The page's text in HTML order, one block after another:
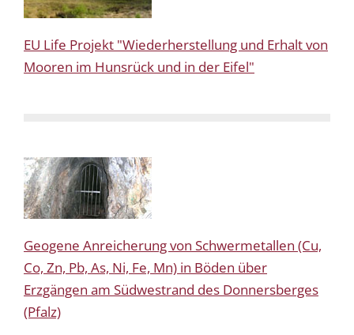
EU Life Projekt "Wiederherstellung und Erhalt von
Mooren im Hunsrück und in der Eifel"
Geogene Anreicherung von Schwermetallen (Cu,
Co, Zn, Pb, As, Ni, Fe, Mn) in Böden über
Erzgängen am Südwestrand des Donnersberges
(Pfalz)